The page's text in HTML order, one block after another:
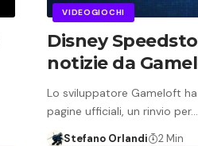
VIDEOGIOCHI
Disney
notizie da
Lo sviluppatore Gameloft
pagine ufficiali, un rinvio per…
Stefano Orlandi 2 Min